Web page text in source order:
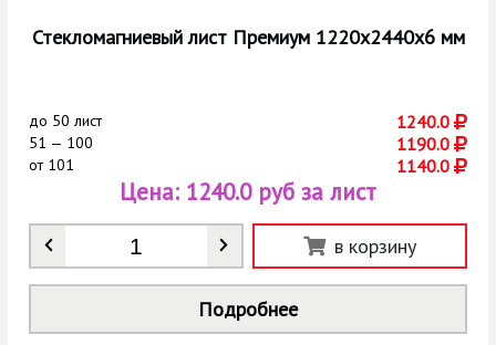
Стекломагниевый лист Премиум 1220х2440х6 мм
до 50 лист 1240.0
51 — 100 1190.0
от101 1140.0
Количество
Цена: 1240.0 руб за лист
в корзину
Подробнее